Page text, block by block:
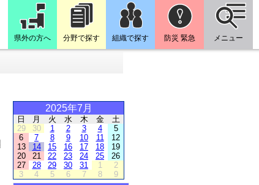
県外の方へ 分野で探す 組織で探す 防災 緊急 メニュー
2025年7月
日 月 火 水 木 金
土
29
30 1 2 3 4
5
6
7 8 9 10 11
12
13
14 15 16 17 18
19
20
21 22 23 24 25
26
27
28 29 30 31 1
2
3
4 5 6 7 8 9